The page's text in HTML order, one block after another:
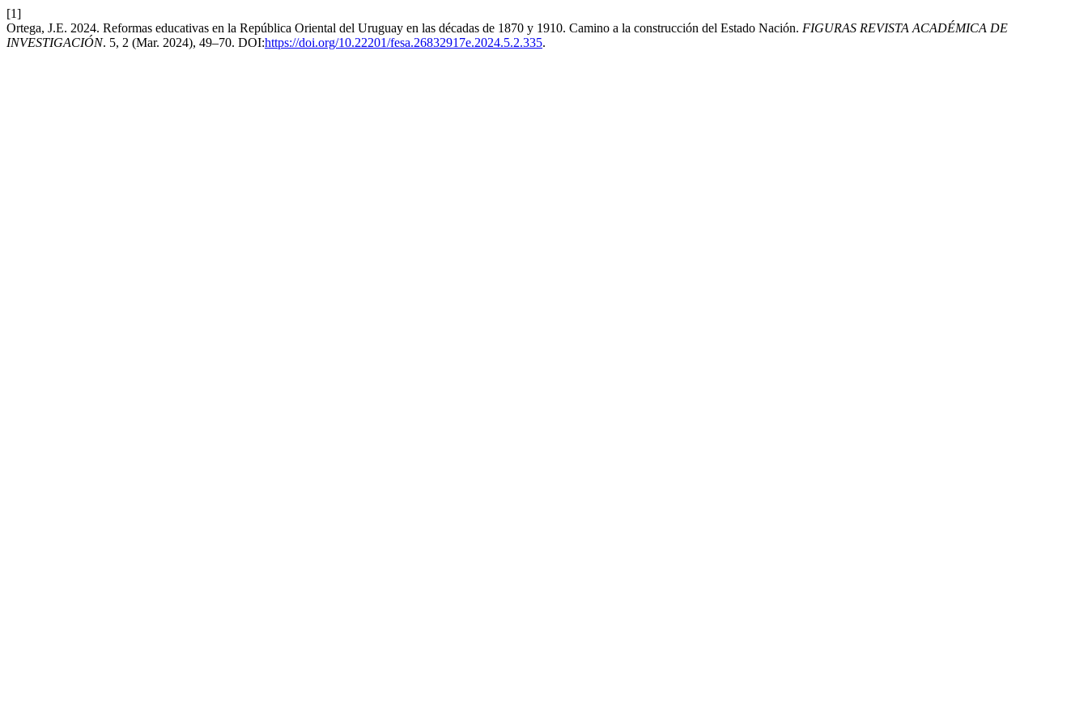
[1]
Ortega, J.E. 2024. Reformas educativas en la República Oriental del Uruguay en las décadas de 1870 y 1910. Camino a la construcción del Estado Nación. FIGURAS REVISTA ACADÉMICA DE
INVESTIGACIÓN. 5, 2 (Mar. 2024), 49–70. DOI:https://doi.org/10.22201/fesa.26832917e.2024.5.2.335.